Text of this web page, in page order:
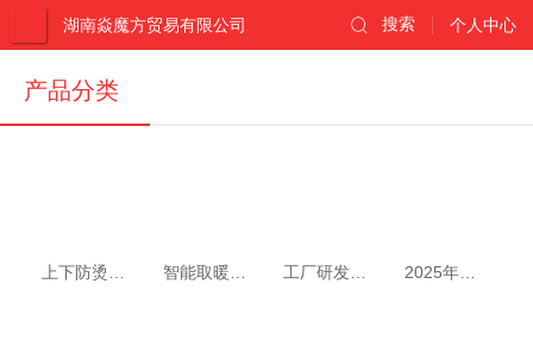
湖南焱魔方贸易有限公司 个人中心
搜索
产品分类
2025年新品上架